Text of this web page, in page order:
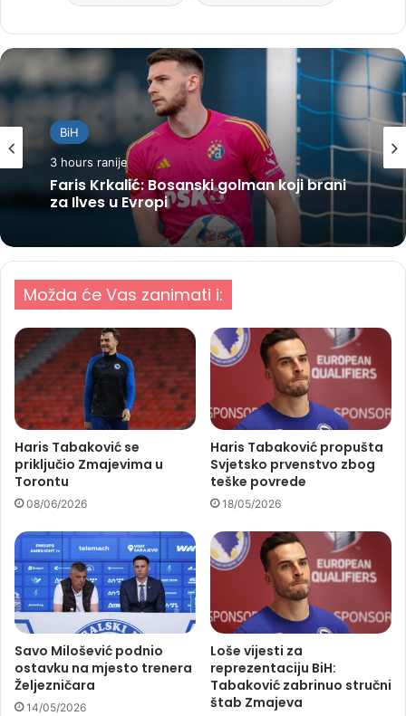
BiH
3 hours ranije
Faris Krkalić: Bosanski golman koji brani
za Ilves u Evropi
Možda će Vas zanimati i:
Haris Tabaković se
priključio Zmajevima u
Torontu
08/06/2026
Haris Tabaković propušta
Svjetsko prvenstvo zbog
teške povrede
18/05/2026
Savo Milošević podnio
ostavku na mjesto trenera
Željezničara
14/05/2026
Loše vijesti za
reprezentaciju BiH:
Tabaković zabrinuo stručni
štab Zmajeva